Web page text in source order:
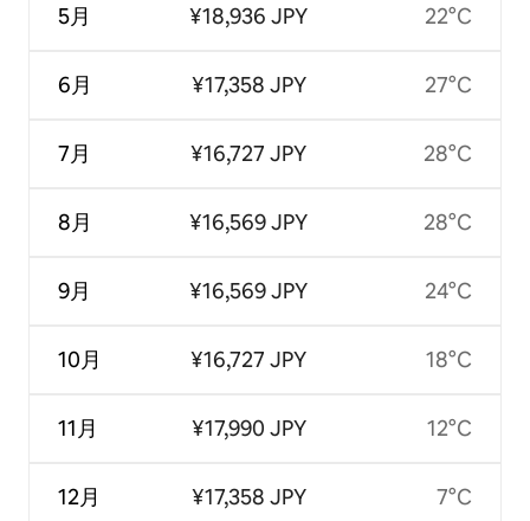
5月
6月
7月
8月
9月
10月
11月
12月
¥18,936 JPY
¥17,358 JPY
¥16,727 JPY
¥16,569 JPY
¥16,569 JPY
¥16,727 JPY
¥17,990 JPY
¥17,358 JPY
22°C
27°C
28°C
28°C
24°C
18°C
12°C
7°C